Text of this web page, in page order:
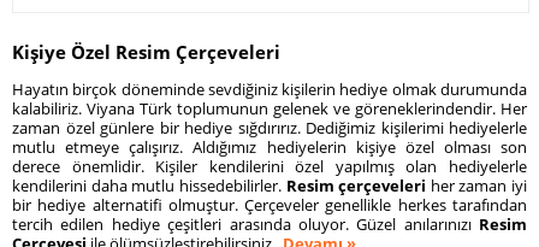
Kişiye Özel Resim Çerçeveleri
Hayatın birçok döneminde sevdiğiniz kişilerin hediye olmak durumunda
kalabiliriz. Viyana Türk toplumunun gelenek ve göreneklerindendir. Her
zaman özel günlere bir hediye sığdırırız. Dediğimiz kişilerimi hediyelerle
mutlu etmeye çalışırız. Aldığımız hediyelerin kişiye özel olması son
derece önemlidir. Kişiler kendilerini özel yapılmış olan hediyelerle
kendilerini daha mutlu hissedebilirler.Resim çerçeveleri her zaman iyi
bir hediye alternatifi olmuştur. Çerçeveler genellikle herkes tarafından
tercih edilen hediye çeşitleri arasında oluyor. Güzel anılarınızı Resim